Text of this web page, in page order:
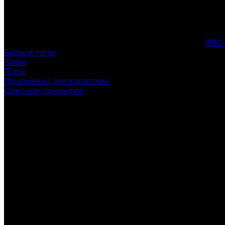
Базы и топы
Базы
Топы
Праймеры, дегидраторы
Цветное покрытие